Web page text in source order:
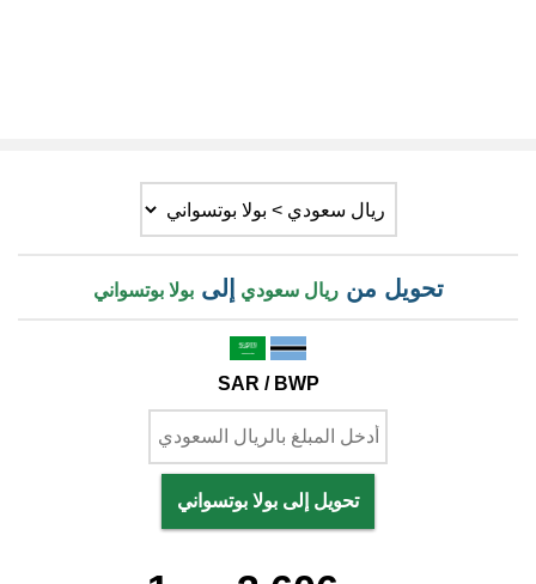
تحويل منريال سعودي إلىبولا بوتسواني
SAR / BWP
تحويل إلى بولا بوتسواني